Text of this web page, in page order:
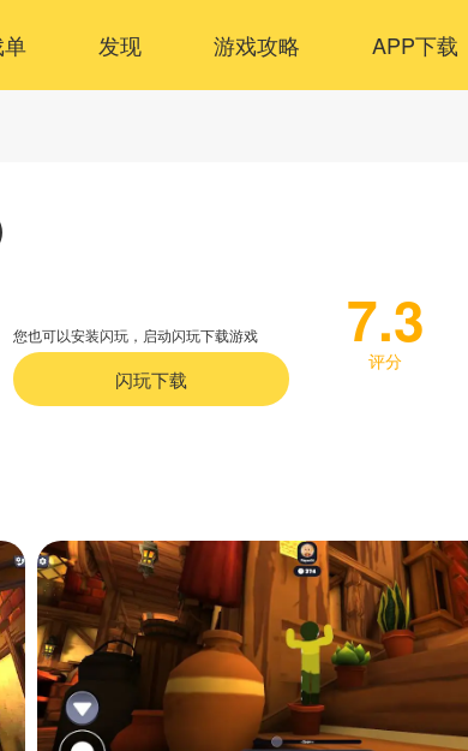
发现 游戏攻略 APP下载
您也可以安装闪玩，启动闪玩下载游戏
闪玩下载
7.3
评分